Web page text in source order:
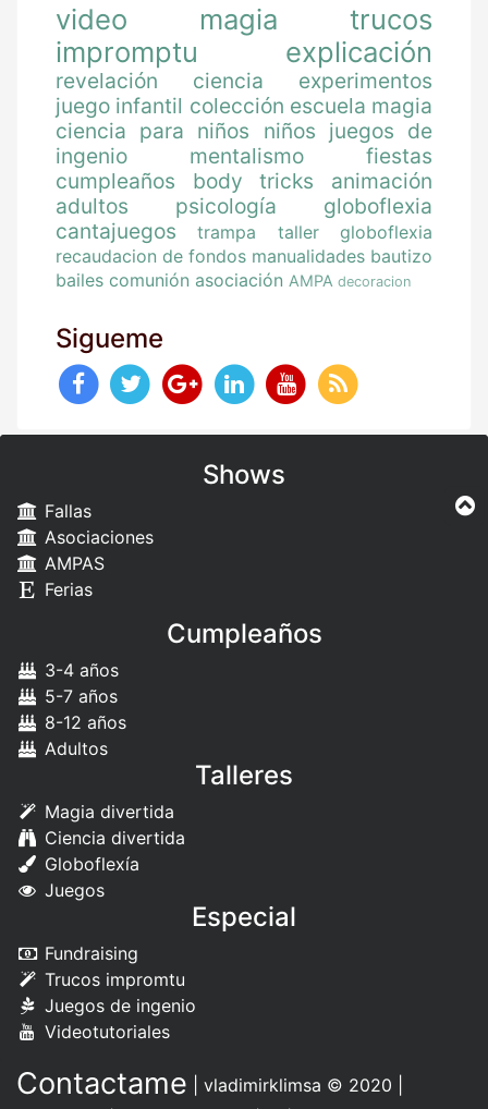
video magia
trucos
impromptu
explicación
revelación ciencia
experimentos
juego infantil colección escuela magia
ciencia para niños
niños juegos de
ingenio
mentalismo
fiestas
cumpleaños
body tricks
animación
adultos
psicología
globoflexia
cantajuegos
trampa
taller globoflexia
recaudacion de fondos manualidades bautizo
bailes comunión asociación AMPA decoracion
Sigueme
Shows
Fallas
Asociaciones
AMPAS
Ferias
Cumpleaños
3-4 años
5-7 años
8-12 años
Adultos
Talleres
Magia divertida
Ciencia divertida
Globoflexía
Juegos
Especial
Fundraising
Trucos impromtu
Juegos de ingenio
Videotutoriales
Contactame vladimirklimsa © 2020 |